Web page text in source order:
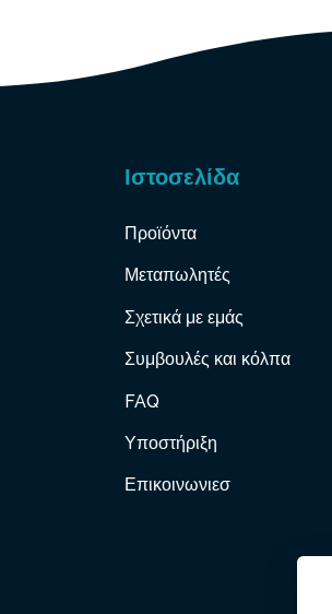
Ιστοσελίδα
Προϊόντα
Μεταπωλητές
Σχετικά με εμάς
Συμβουλές και κόλπα
FAQ
Υποστήριξη
Επικοινωνιεσ